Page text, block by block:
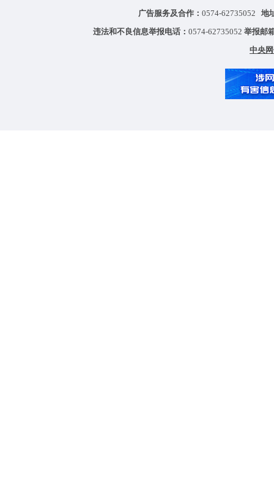
广告服务及合作： 0574-62735052 地
违法和不良信息举报电话： 0574-62735052 举报邮
中央